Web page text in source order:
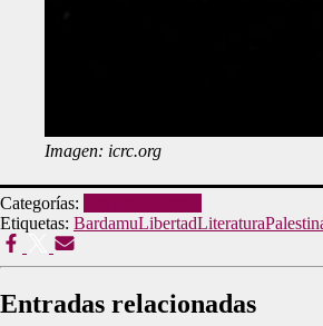
Imagen: icrc.org
Categorías:
Etiquetas: BardamuLibertadLiteratura
Entradas relacionadas